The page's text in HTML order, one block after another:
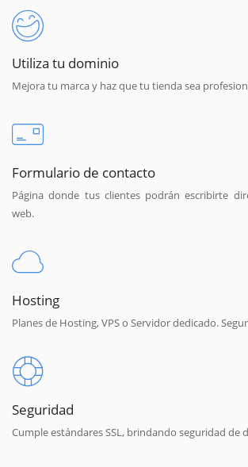
Utiliza tu dominio
Mejora tu marca y haz que tu tienda sea
Formulario de contacto
Página donde tus clientes podrán escribirte
web.
Hosting
Planes de Hosting, VPS o Servidor dedicado.
Seguridad
Cumple estándares SSL, brindando seguridad de